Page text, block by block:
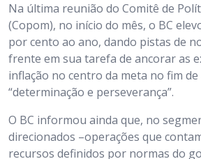
Na última reunião do Comitê de
(Copom), no início do mês, o BC
por cento ao ano, dando pistas de
frente em sua tarefa de ancorar as
inflação no centro da meta no fim de
“determinação e perseverança”.
O BC informou ainda que, no
direcionados –operações que
recursos definidos por normas do